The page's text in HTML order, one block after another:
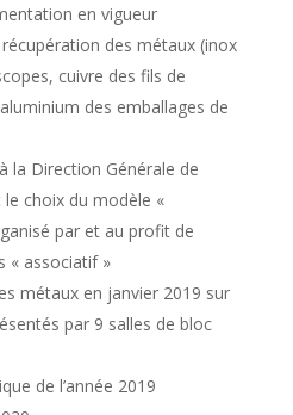
en vigueur
des métaux (inox
cuivre des fils de
des emballages de
la Direction Générale de
le choix du modèle «
par et au profit de
« associatif »
métaux en janvier 2019 sur
par 9 salles de bloc
de l’année 2019